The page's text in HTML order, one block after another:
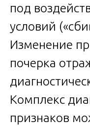
под
условий
Изменение
почерка
Комплекс
признаков